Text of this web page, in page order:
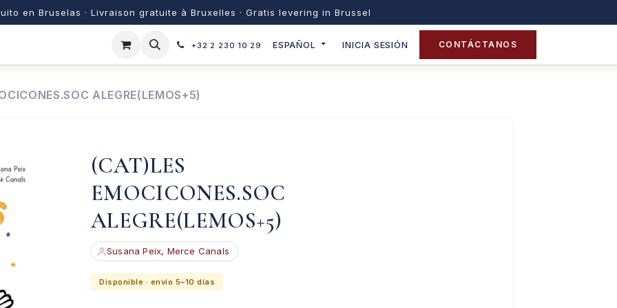
en Bruselas · Livraison gratuite à Bruxelles · Gratis levering in Brussel
+32 2 230 10 29 ESPAÑOL INICIA SESIÓN CONTÁCTANOS
ALEGRE(LEMOS+5)
(CAT)LES
EMOCICONES.SOC
ALEGRE(LEMOS+5)
Susana Peix, Merce Canals
Disponible · envío 5–10 días